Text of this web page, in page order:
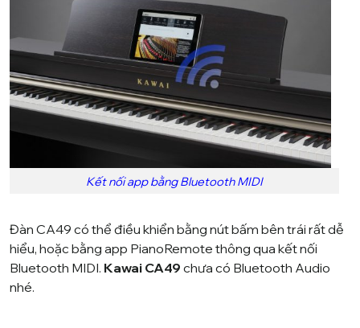
Kết nối app bằng Bluetooth MIDI
Đàn CA49 có thể điều khiển bằng nút bấm bên trái rất dễ
hiểu, hoặc bằng app PianoRemote thông qua kết nối
Bluetooth MIDI. Kawai CA49 chưa có Bluetooth Audio
nhé.